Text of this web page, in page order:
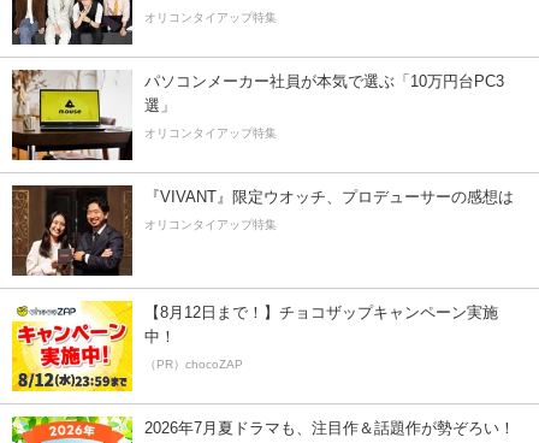
オリコンタイアップ特集
パソコンメーカー社員が本気で選ぶ「10万円台PC3
選」
オリコンタイアップ特集
『VIVANT』限定ウオッチ、プロデューサーの感想は
オリコンタイアップ特集
【8月12日まで！】チョコザップキャンペーン実施
中！
（PR）chocoZAP
2026年7月夏ドラマも、注目作＆話題作が勢ぞろい！